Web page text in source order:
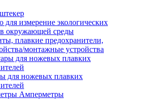
для измерение экологических
окружающей среды
плавкие предохранители,
монтажные устройства
для ножевых плавких
Амперметры